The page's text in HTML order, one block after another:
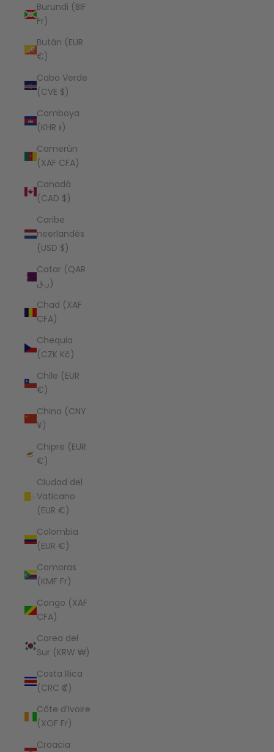
Burundi (BIF
Fr)
Bután (EUR
€)
Cabo Verde
(CVE $)
Camboya
(KHR ៛)
Camerún
(XAF CFA)
Canadá
(CAD $)
Caribe
neerlandés
(USD $)
Catar (QAR
ر.ق)
Chad (XAF
CFA)
Chequia
(CZK Kč)
Chile (EUR
€)
China (CNY
¥)
Chipre (EUR
€)
Ciudad del
Vaticano
(EUR €)
Colombia
(EUR €)
Comoras
(KMF Fr)
Congo (XAF
CFA)
Corea del
Sur (KRW ₩)
Costa Rica
(CRC ₡)
Côte d’Ivoire
(XOF Fr)
Croacia